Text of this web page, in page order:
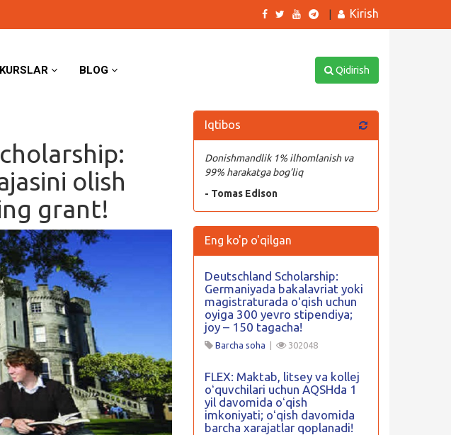
Kirish
KURSLAR BLOG Qidirish
olish
grant!
Iqtibos
Donishmandlik 1% ilhomlanish va
99% harakatga bog’liq
- Tomas Edison
Eng ko'p o'qilgan
Deutschland Scholarship:
Germaniyada bakalavriat yoki
magistraturada oʻqish uchun
oyiga 300 yevro stipendiya;
joy – 150 tagacha!
Barcha soha 302048
FLEX: Maktab, litsey va kollej
oʻquvchilari uchun AQSHda 1
yil davomida oʻqish
imkoniyati; oʻqish davomida
barcha xarajatlar qoplanadi!